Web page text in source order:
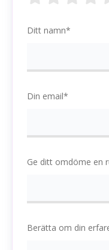
Ditt namn*
Din email*
Ge ditt omdöme en
Berätta om din